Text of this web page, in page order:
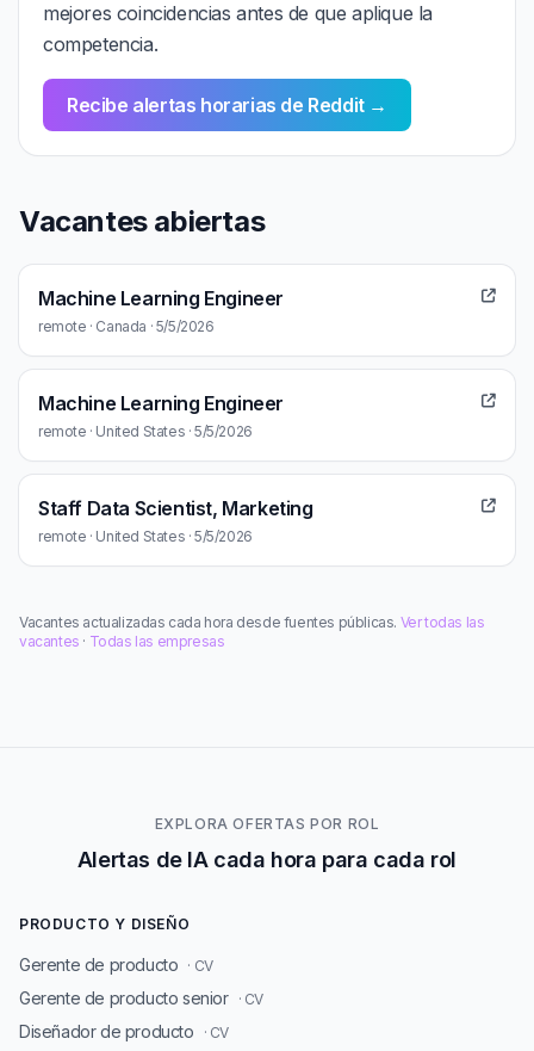
mejores coincidencias antes de que aplique la
competencia.
Recibe alertas horarias de Reddit →
Vacantes abiertas
Machine Learning Engineer
remote · Canada · 5/5/2026
Machine Learning Engineer
remote · United States · 5/5/2026
Staff Data Scientist, Marketing
remote · United States · 5/5/2026
Vacantes actualizadas cada hora desde fuentes públicas. Ver todas las
vacantes · Todas las empresas
EXPLORA OFERTAS POR ROL
Alertas de IA cada hora para cada rol
PRODUCTO Y DISEÑO
Gerente de producto · CV
Gerente de producto senior · CV
Diseñador de producto · CV